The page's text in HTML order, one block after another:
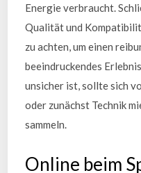
Energie verbraucht.
Qualität und
zu achten, um einen
beeindruckendes
unsicher ist, sollte sich
oder zunächst Technik
sammeln.
Online beim